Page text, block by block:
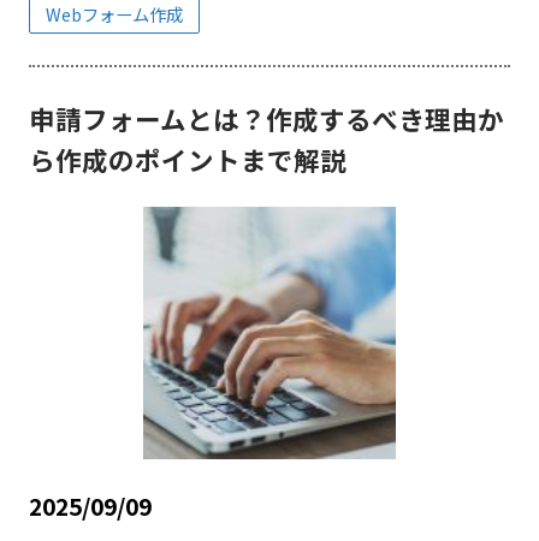
Webフォーム作成
申請フォームとは？作成するべき理由か
ら作成のポイントまで解説
2025/09/09